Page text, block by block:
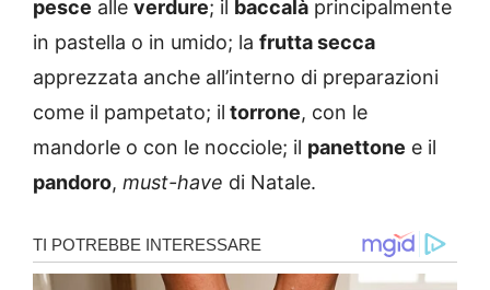
pesce alle verdure; il baccalà principalmente
in pastella o in umido; la frutta secca
apprezzata anche all’interno di preparazioni
come il pampetato; il torrone, con le
mandorle o con le nocciole; il panettone e il
pandoro, must-have di Natale.